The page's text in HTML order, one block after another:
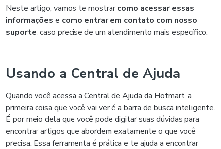
Neste artigo, vamos te mostrarcomo acessar essas
informações e como entrar em contato com nosso
suporte, caso precise de um atendimento mais específico.
Usando a Central de Ajuda
Quando você acessa a Central de Ajuda da Hotmart, a
primeira coisa que você vai ver é a barra de busca inteligente.
É por meio dela que você pode digitar suas dúvidas para
encontrar artigos que abordem exatamente o que você
precisa. Essa ferramenta é prática e te ajuda a encontrar